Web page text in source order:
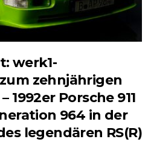
werk1-
zehnjährigen
Porsche 911
964 in der
legendären RS(R)